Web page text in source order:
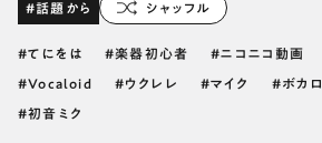
#話題から シャッフル
てにをは 楽器初心者 ニコニコ動画
Vocaloid ウクレレ マイク ボカロ
初音ミク